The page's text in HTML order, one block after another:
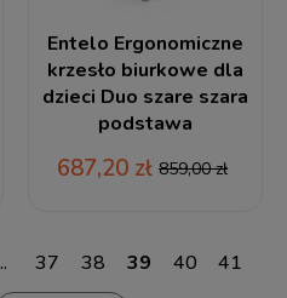
Entelo Ergonomiczne
krzesło biurkowe dla
dzieci Duo szare szara
podstawa
687,20 zł 859,00 zł
37 38 39 40
41